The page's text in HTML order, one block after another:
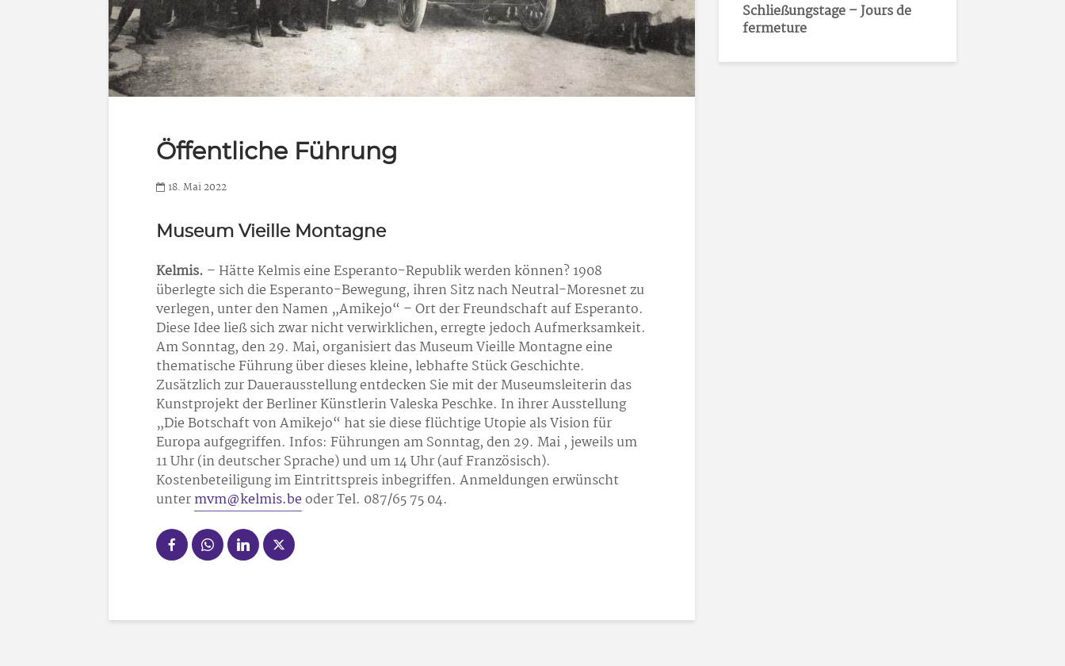
Öffentliche Führung
18. Mai 2022
Museum Vieille Montagne
Kelmis. – Hätte Kelmis eine Esperanto-Republik werden können? 1908
überlegte sich die Esperanto-Bewegung, ihren Sitz nach Neutral-Moresnet zu
verlegen, unter den Namen „Amikejo“ – Ort der Freundschaft auf Esperanto.
Diese Idee ließ sich zwar nicht verwirklichen, erregte jedoch Aufmerksamkeit.
Am Sonntag, den 29. Mai, organisiert das Museum Vieille Montagne eine
thematische Führung über dieses kleine, lebhafte Stück Geschichte.
Zusätzlich zur Dauerausstellung entdecken Sie mit der Museumsleiterin das
Kunstprojekt der Berliner Künstlerin Valeska Peschke. In ihrer Ausstellung
„Die Botschaft von Amikejo“ hat sie diese flüchtige Utopie als Vision für
Europa aufgegriffen. Infos: Führungen am Sonntag, den 29. Mai , jeweils um
11 Uhr (in deutscher Sprache) und um 14 Uhr (auf Französisch).
Kostenbeteiligung im Eintrittspreis inbegriffen. Anmeldungen erwünscht
untermvm@kelmis.beoder Tel. 087/65 75 04.
Schließungstage – Jours de
fermeture